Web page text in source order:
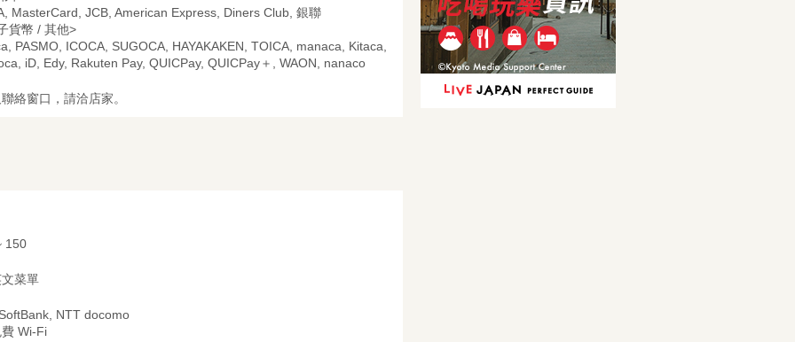
MasterCard, JCB, American Express, Diners Club, 銀聯
貨幣 / 其他>
PASMO, ICOCA, SUGOCA, HAYAKAKEN, TOICA, manaca, Kitaca,
iD, Edy, Rakuten Pay, QUICPay, QUICPay＋, WAON, nanaco
絡窗口，請洽店家。
150
菜單
NTT docomo
Wi-Fi